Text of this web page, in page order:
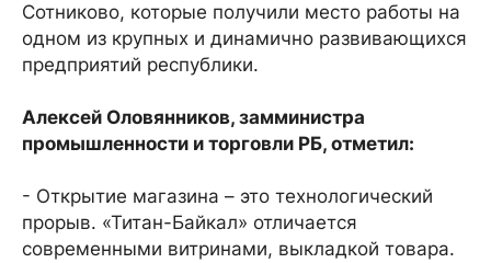
Сотниково, которые получили место работы на
одном из крупных и динамично развивающихся
предприятий республики.
Алексей Оловянников, замминистра
промышленности и торговли РБ, отметил:
- Открытие магазина – это технологический
прорыв. «Титан-Байкал» отличается
современными витринами, выкладкой товара.